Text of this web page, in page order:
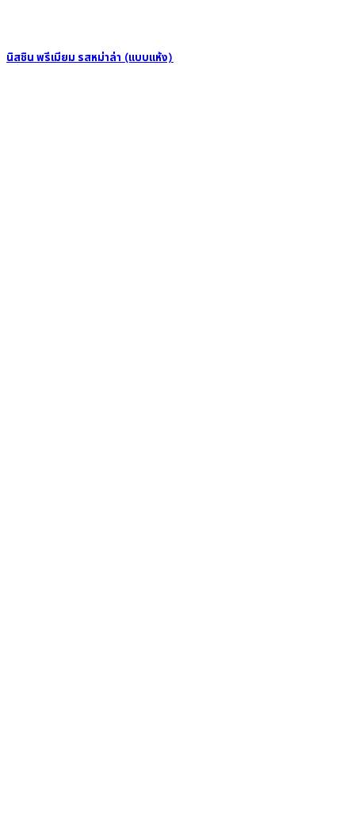
นิสชิน พรีเมียม รสหม่าล่า (แบบแห้ง)